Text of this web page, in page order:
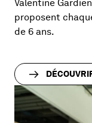
Valentine
proposent
de 6 ans. ­